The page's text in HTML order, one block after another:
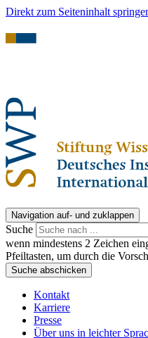
Direkt zum Seiteninhalt
Navigation auf- und zuklappen
Suche
wenn mindestens 2 Zeichen
Pfeiltasten, um durch die
Suche abschicken
Kontakt
Karriere
Presse
Über uns in leichter